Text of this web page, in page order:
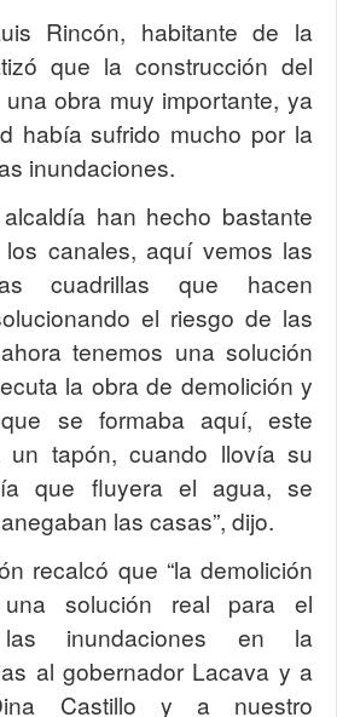
Rincón, habitante de la
que la construcción del
obra muy importante, ya
había sufrido mucho por la
inundaciones.
han hecho bastante
los canales, aquí vemos las
cuadrillas que hacen
el riesgo de las
tenemos una solución
la obra de demolición y
se formaba aquí, este
un tapón, cuando llovía su
que fluyera el agua, se
las casas”, dijo.
recalcó que “la demolición
solución real para el
inundaciones en la
al gobernador Lacava y a
Castillo y a nuestro